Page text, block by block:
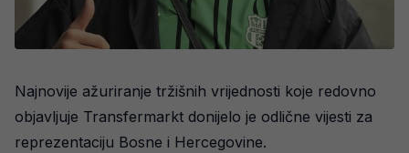
Najnovije ažuriranje tržišnih vrijednosti koje redovno
objavljuje Transfermarkt donijelo je odlične vijesti za
reprezentaciju Bosne i Hercegovine.